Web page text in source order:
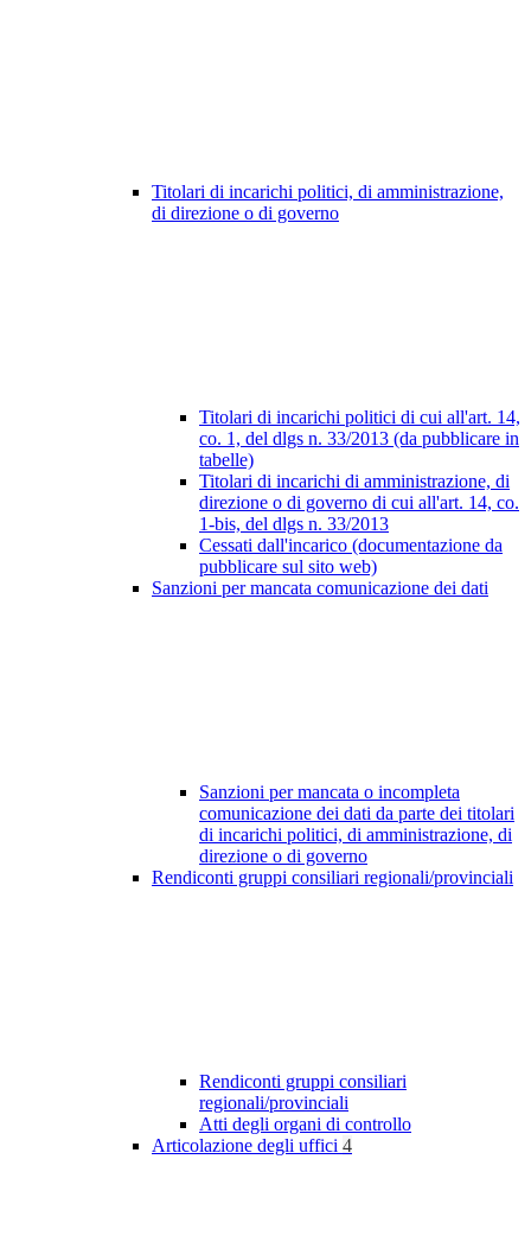
Titolari di incarichi politici, di amministrazione,
di direzione o di governo
Titolari di incarichi politici di cui all'art. 14,
co. 1, del dlgs n. 33/2013 (da pubblicare in
tabelle)
Titolari di incarichi di amministrazione, di
direzione o di governo di cui all'art. 14, co.
1-bis, del dlgs n. 33/2013
Cessati dall'incarico (documentazione da
pubblicare sul sito web)
Sanzioni per mancata comunicazione dei dati
Sanzioni per mancata o incompleta
comunicazione dei dati da parte dei titolari
di incarichi politici, di amministrazione, di
direzione o di governo
Rendiconti gruppi consiliari regionali/provinciali
Rendiconti gruppi consiliari
regionali/provinciali
Atti degli organi di controllo
Articolazione degli uffici 4